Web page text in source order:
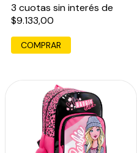
3 cuotas sin interés de
$9.133,00